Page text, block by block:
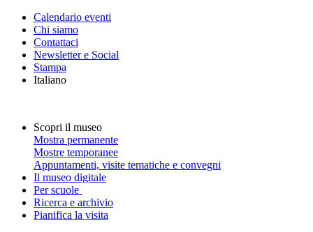
Calendario eventi
Chi siamo
Contattaci
Newsletter e Social
Stampa
Italiano
Scopri il museo
Mostra permanente
Mostre temporanee
Appuntamenti, visite tematiche e convegni
Il museo digitale
Per scuole
Ricerca e archivio
Pianifica la visita